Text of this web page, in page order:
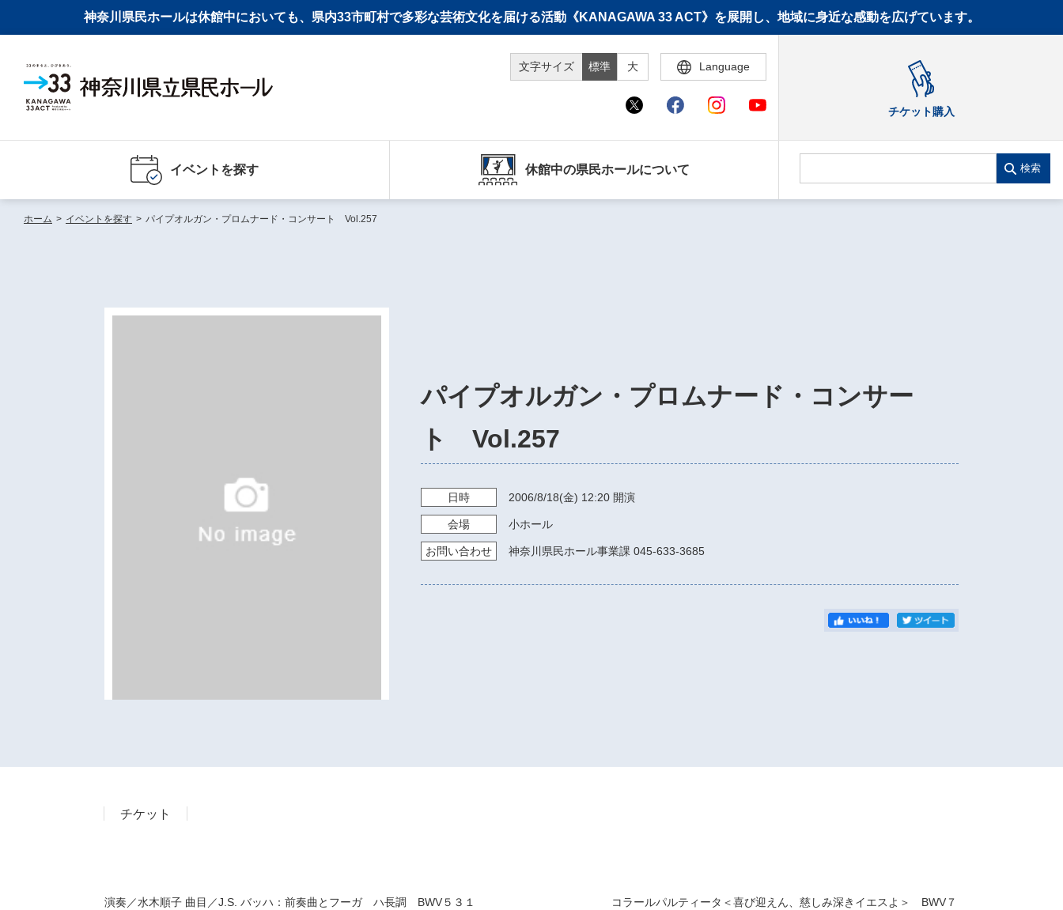
神奈川県民ホールは休館中においても、県内33市町村で多彩な芸術文化を届ける活動《KANAGAWA 33 ACT》を展開し、地域に身近な感動を広げています。
文字サイズ 標準 大 Language
チケット購入
イベントを探す 休館中の県民ホールについて 検索
ホーム > イベントを探す > パイプオルガン・プロムナード・コンサート Vol.257
パイプオルガン・プロムナード・コンサー
ト Vol.257
日時 2006/8/18(金) 12:20 開演
会場 小ホール
お問い合わせ 神奈川県民ホール事業課 045-633-3685
チケット
演奏／水木順子 曲目／J.S. バッハ：前奏曲とフーガ ハ長調 BWV５３１ コラールパルティータ＜喜び迎えん、慈しみ深きイエスよ＞ BWV７